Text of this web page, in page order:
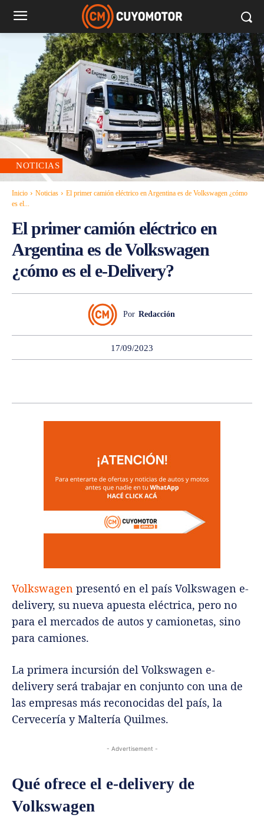
NOTICIAS
Inicio Noticias
El primer camión eléctrico en Argentina es de Volkswagen ¿cómo
es el...
El primer camión eléctrico en
Argentina es de Volkswagen
¿cómo es el e-Delivery?
Por Redacción
17/09/2023
Volkswagen presentó en el país Volkswagen e-
delivery, su nueva apuesta eléctrica, pero no
para el mercados de autos y camionetas, sino
para camiones.
La primera incursión del Volkswagen e-
delivery será trabajar en conjunto con una de
las empresas más reconocidas del país, la
Cervecería y Maltería Quilmes.
- Advertisement -
Qué ofrece el e-delivery de
Volkswagen